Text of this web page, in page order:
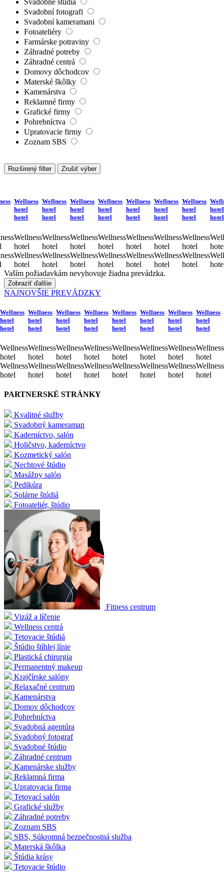
Svadobné štúdiá
Svadobní fotografi
Svadobní kameramani
Fotoateliéry
Farmárske potraviny
Záhradné potreby
Záhradné centrá
Domovy dôchodcov
Materské škôlky
Kamenárstva
Reklamné firmy
Grafické firmy
Pohrebníctva
Upratovacie firmy
Zoznam SBS
Rozširený filter Zrušiť výber
Wellness
hotel
hotel
Wellness
hotel
Wellness
hotel
Wellness
hotel
hotel
Wellness
hotel
Wellness
hotel
Wellness
hotel
hotel
Wellness
hotel
Wellness
hotel
Wellness
hotel
hotel
Wellness
hotel
Wellness
hotel
Wellness
hotel
hotel
Wellness
hotel
Wellness
hotel
Wellness
hotel
hotel
Wellness
hotel
Wellness
hotel
Wellness
hotel
hotel
Wellness
hotel
Wellness
hotel
hotel
hotel
Vaším požiadavkám nevyhovuje žiadna prevádzka.
Zobraziť ďalšie
NAJNOVŠIE PREVÁDZKY
Wellness
hotel
hotel
Wellness
hotel
Wellness
hotel
Wellness
hotel
hotel
Wellness
hotel
Wellness
hotel
Wellness
hotel
hotel
Wellness
hotel
Wellness
hotel
Wellness
hotel
hotel
Wellness
hotel
Wellness
hotel
Wellness
hotel
hotel
Wellness
hotel
Wellness
hotel
Wellness
hotel
hotel
Wellness
hotel
Wellness
hotel
Wellness
hotel
hotel
Wellness
hotel
Wellness
hotel
Wellness
hotel
hotel
Wellness
hotel
Wellness
hotel
PARTNERSKÉ STRÁNKY
Kvalitné služby
Svadobný kameraman
Kaderníctvo, salón
Holičstvo, kaderníctvo
Kozmetický salón
Nechtové štúdio
Masážny salón
Pedikúra
Solárne štúdiá
Fotoateliér, štúdio
Fitness centrum
Vizáž a líčenie
Wellness centrá
Tetovacie štúdiá
Štúdio štíhlej línie
Plastická chirurgia
Permanentný makeup
Krajčírske salóny
Relaxačné centrum
Kamenárstva
Domov dôchodcov
Pohrebníctva
Svadobná agentúra
Svadobný fotograf
Svadobné štúdio
Záhradné centrum
Kamenárske služby
Reklamná firma
Upratovacia firma
Tetovací salón
Grafické služby
Záhradné potreby
Zoznam SBS
SBS, Súkromná bezpečnostná služba
Materská škôlka
Štúdia krásy
Tetovacie štúdio